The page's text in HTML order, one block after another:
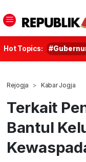
Hot Topics:
Rejogja Kabar Jogja
Terkait
Bantul